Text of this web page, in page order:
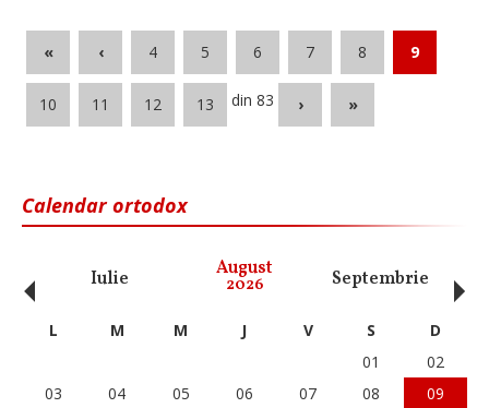
« ‹ 4 5 6 7 8 9
10 11 12 13 din 83 › »
Calendar ortodox
Iulie August
2026 Septembrie
‹ L M M J V S
D
01
02
03
04 05 06 07 08
09